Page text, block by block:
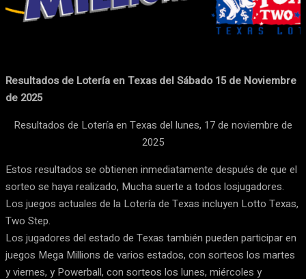
WhatsApp
Resultados de Lotería en Texas del Sábado 15 de Noviembre
de 2025
Resultados de Lotería en Texas del lunes, 17 de noviembre de
2025
Estos resultados se obtienen inmediatamente después de que el
sorteo se haya realizado, Mucha suerte a todos losjugadores.
Los juegos actuales de la Lotería de Texas incluyen Lotto Texas,
Two Step.
Los jugadores del estado de Texas también pueden participar en
juegos Mega Millions de varios estados, con sorteos los martes
y viernes, y Powerball, con sorteos los lunes, miércoles y